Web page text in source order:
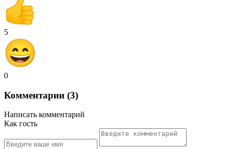
5
0
Комментарии (3)
Написать комментарий
Как гость